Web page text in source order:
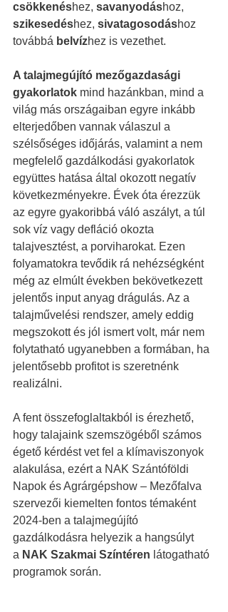
csökkenéshez, savanyodáshoz,
szikesedéshez, sivatagosodáshoz
továbbá belvízhez is vezethet.
A talajmegújító mezőgazdasági
gyakorlatok mind hazánkban, mind a
világ más országaiban egyre inkább
elterjedőben vannak válaszul a
szélsőséges időjárás, valamint a nem
megfelelő gazdálkodási gyakorlatok
együttes hatása által okozott negatív
következményekre. Évek óta érezzük
az egyre gyakoribbá váló aszályt, a túl
sok víz vagy defláció okozta
talajvesztést, a porviharokat. Ezen
folyamatokra tevődik rá nehézségként
még az elmúlt években bekövetkezett
jelentős input anyag drágulás. Az a
talajművelési rendszer, amely eddig
megszokott és jól ismert volt, már nem
folytatható ugyanebben a formában, ha
jelentősebb profitot is szeretnénk
realizálni.
A fent összefoglaltakból is érezhető,
hogy talajaink szemszögéből számos
égető kérdést vet fel a klímaviszonyok
alakulása, ezért a NAK Szántóföldi
Napok és Agrárgépshow – Mezőfalva
szervezői kiemelten fontos témaként
2024-ben a talajmegújító
gazdálkodásra helyezik a hangsúlyt
a NAK Szakmai Színtéren látogatható
programok során.